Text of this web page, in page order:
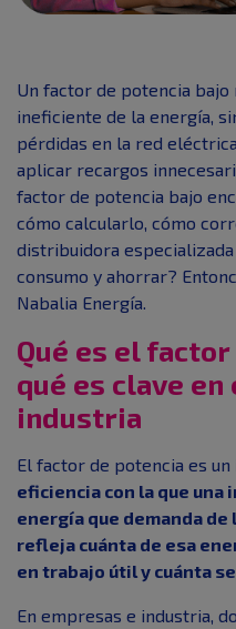
Un factor de potencia bajo
ineficiente de la energía,
pérdidas en la red
aplicar recargos
factor de potencia bajo
cómo calcularlo, cómo
distribuidora
consumo y ahorrar?
Nabalia Energía.
Qué es el
qué es clave en
industria
El factor de potencia es un
eficiencia con la que
energía que demanda de
refleja cuánta de esa
en trabajo útil y cuánta
En empresas e industria,